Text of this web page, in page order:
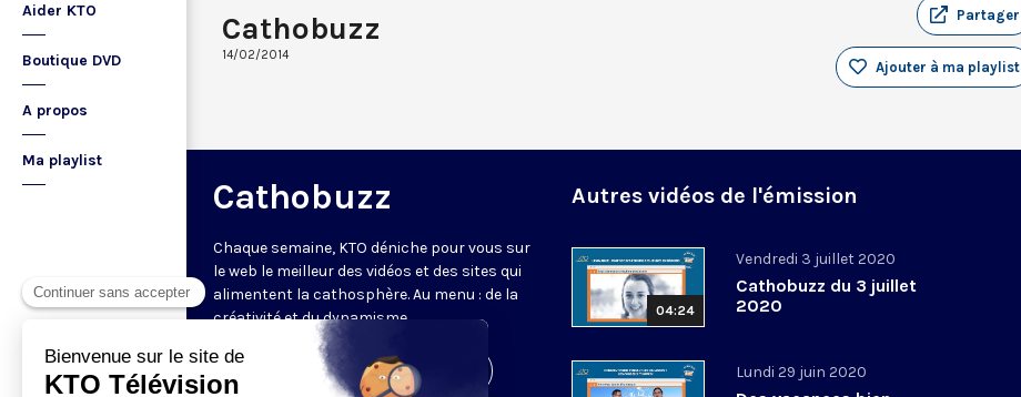
Aider KTO
Boutique DVD
A propos
Ma playlist
Cathobuzz
14/02/2014
Partager
Ajouter à ma playlist
Cathobuzz
Chaque semaine, KTO déniche pour vous sur
le web le meilleur des vidéos et des sites qui
alimentent la cathosphère. Au menu : de la
créativité et du dynamisme.
Visiter la page de l'émission
Autres vidéos de l'émission
04:24
Vendredi 3 juillet 2020
Cathobuzz du 3 juillet
2020
Lundi 29 juin 2020